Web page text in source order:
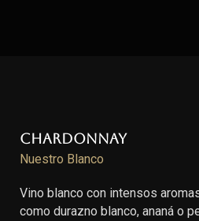
Chardonnay
Nuestro Blanco
Vino blanco con intensos
como durazno blanco, ananá o